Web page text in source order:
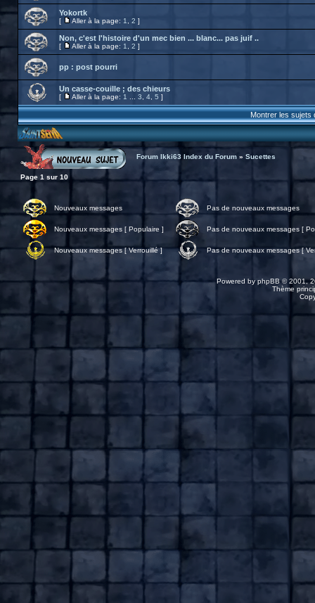
Yokortk
[ Aller à la page: 1 2 ]
Non, c'est l'histoire d'un mec bien ... blanc... pas juif ..
[ Aller à la page: 1 2 ]
pp : post pourri
Un casse-couille ; des chieurs
[ Aller à la page: 1 3 4, 5 ]
Montrer les sujets
Forum Ikki63 Index du Forum» Sucettes
Page 1 sur 10
Nouveaux messages Pas de nouveaux messages
Nouveaux messages [ Populaire ] Pas de nouveaux messages [
Nouveaux messages [ Verrouillé ] Pas de nouveaux messages [
Powered byphpBB© 2001,
Thème